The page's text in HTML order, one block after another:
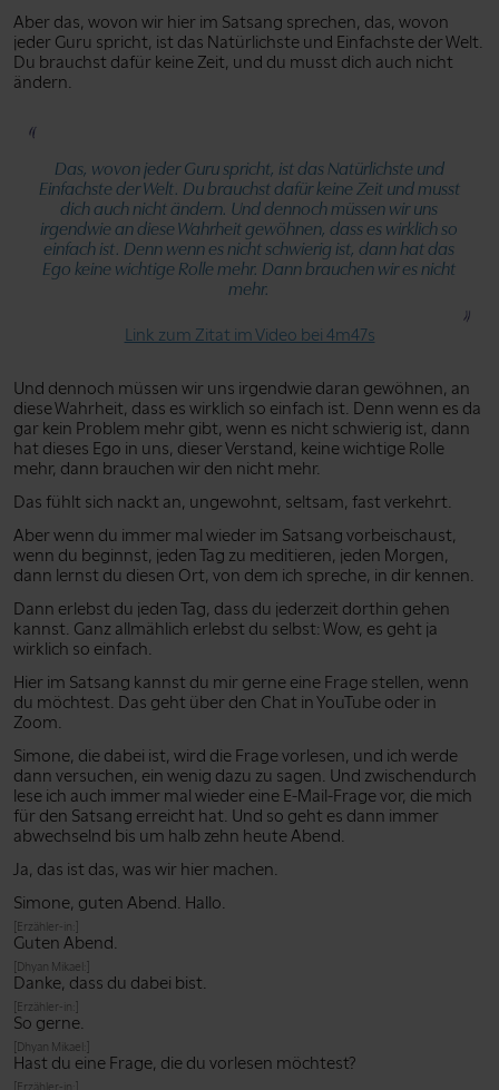
Aber das, wovon wir hier im Satsang sprechen, das, wovon
jeder Guru spricht, ist das Natürlichste und Einfachste der Welt.
Du brauchst dafür keine Zeit, und du musst dich auch nicht
ändern.
Das, wovon jeder Guru spricht, ist das Natürlichste und
Einfachste der Welt. Du brauchst dafür keine Zeit und musst
dich auch nicht ändern. Und dennoch müssen wir uns
irgendwie an diese Wahrheit gewöhnen, dass es wirklich so
einfach ist. Denn wenn es nicht schwierig ist, dann hat das
Ego keine wichtige Rolle mehr. Dann brauchen wir es nicht
mehr.
Link zum Zitat im Video bei 4m47s
Und dennoch müssen wir uns irgendwie daran gewöhnen, an
diese Wahrheit, dass es wirklich so einfach ist. Denn wenn es da
gar kein Problem mehr gibt, wenn es nicht schwierig ist, dann
hat dieses Ego in uns, dieser Verstand, keine wichtige Rolle
mehr, dann brauchen wir den nicht mehr.
Das fühlt sich nackt an, ungewohnt, seltsam, fast verkehrt.
Aber wenn du immer mal wieder im Satsang vorbeischaust,
wenn du beginnst, jeden Tag zu meditieren, jeden Morgen,
dann lernst du diesen Ort, von dem ich spreche, in dir kennen.
Dann erlebst du jeden Tag, dass du jederzeit dorthin gehen
kannst. Ganz allmählich erlebst du selbst: Wow, es geht ja
wirklich so einfach.
Hier im Satsang kannst du mir gerne eine Frage stellen, wenn
du möchtest. Das geht über den Chat in YouTube oder in
Zoom.
Simone, die dabei ist, wird die Frage vorlesen, und ich werde
dann versuchen, ein wenig dazu zu sagen. Und zwischendurch
lese ich auch immer mal wieder eine E-Mail-Frage vor, die mich
für den Satsang erreicht hat. Und so geht es dann immer
abwechselnd bis um halb zehn heute Abend.
Ja, das ist das, was wir hier machen.
Simone, guten Abend. Hallo.
[Erzähler-in:]
Guten Abend.
[Dhyan Mikael:]
Danke, dass du dabei bist.
[Erzähler-in:]
So gerne.
[Dhyan Mikael:]
Hast du eine Frage, die du vorlesen möchtest?